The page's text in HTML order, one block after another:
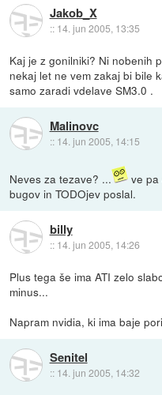
Jakob_X
:: 14. jun 2005, 13:35
Kaj je z gonilniki? Ni nobenih
nekaj let ne vem zakaj bi bile
samo zaradi vdelave SM3.0 .
Malinovc
:: 14. jun 2005, 14:15
Neves za tezave? ...
ve pa
bugov in TODOjev poslal.
billy
:: 14. jun 2005, 14:26
Plus tega še ima ATI zelo
minus...
Napram nvidia, ki ima baje
Senitel
:: 14. jun 2005, 14:32